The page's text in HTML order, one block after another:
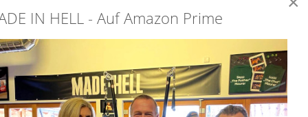
IN HELL - Auf Amazon Prime